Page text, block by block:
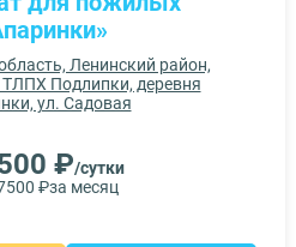
Ленинский район,
Подлипки, деревня
ул. Садовая
₽/сутки
₽за месяц